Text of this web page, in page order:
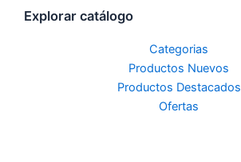
Explorar catálogo
Categorias
Productos Nuevos
Productos Destacados
Ofertas